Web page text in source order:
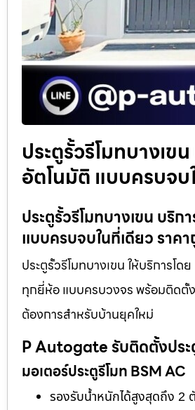
ประตูรั้วรีโมทบางเข
อัตโนมัติ แบบครบจบ
ประตูรั้วรีโมทบางเขน บริ
แบบครบจบในที่เดียว ราค
ประตูรั้วรีโมทบางเขน ให้บริการโ
ทุกยี่ห้อ แบบครบวงจร พร้อมติดตั้
ต้องการสำหรับบ้านยุคใหม่
P Autogate รับติดตั้งประ
มอเตอร์ประตูรีโมท BSM AC
รองรับน้ำหนักได้สูงสุดถึง 2